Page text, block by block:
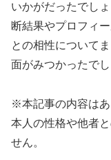
いかがだったでし
断結果やプロフィ
との相性について
面がみつかったでし
※本記事の内容は
本人の性格や他者
せん。